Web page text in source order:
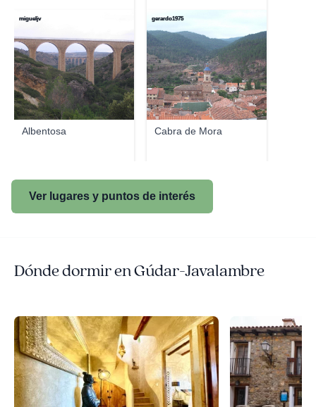
Albentosa
migueljv
Cabra de Mora
gerardo1975
Ver lugares y puntos de interés
Dónde dormir en Gúdar-Javalambre